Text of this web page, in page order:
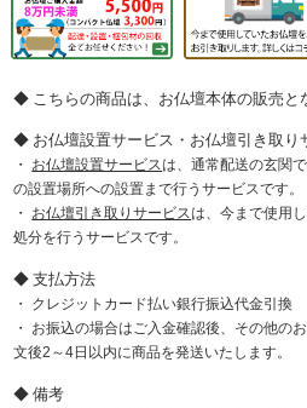
こちらの商品は、お仏壇本体の販売と
お仏壇設置サービス・お仏壇引き取り
お仏壇設置サービスは、通常配送の玄関
の設置場所への設置まで行うサービスです。
お仏壇引き取りサービスは、今まで使用
処分を行うサービスです。
支払方法
クレジットカード払い銀行振込代金引換
お振込の場合はご入金確認後、その他の
文後2～4日以内に商品を発送いたします。
備考